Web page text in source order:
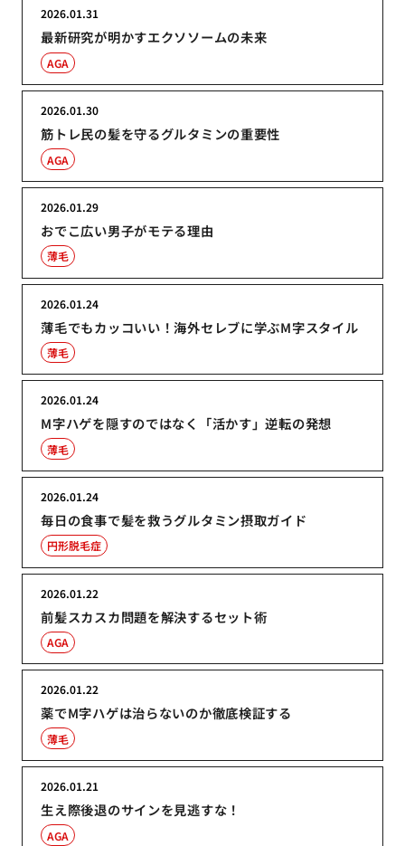
最新研究が明かすエクソソームの未来
2026.01.31
AGA
筋トレ民の髪を守るグルタミンの重要性
2026.01.30
AGA
おでこ広い男子がモテる理由
2026.01.29
薄毛
薄毛でもカッコいい！海外セレブに学ぶM字スタイル
2026.01.24
薄毛
M字ハゲを隠すのではなく「活かす」逆転の発想
2026.01.24
薄毛
毎日の食事で髪を救うグルタミン摂取ガイド
2026.01.24
円形脱毛症
前髪スカスカ問題を解決するセット術
2026.01.22
AGA
薬でM字ハゲは治らないのか徹底検証する
2026.01.22
薄毛
生え際後退のサインを見逃すな！
2026.01.21
AGA